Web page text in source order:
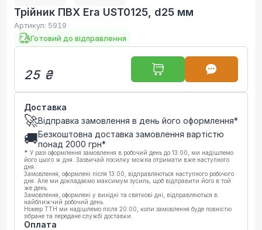
Трійник ПВХ Era UST0125, d25 мм
Артикул: 5919
Готовий до відправлення
25 ₴
Доставка
🚀Відправка замовлення в день його оформлення*
🚚Безкоштовна доставка замовлення вартістю
понад 2000 грн*
* У разі оформлення замовлення в робочий день до 13:00, ми надішлемо
його цього ж дня. Зазвичай посилку можна отримати вже наступного
дня.
Замовлення, оформлені після 13:00, відправляються наступного робочого
дня. Але ми докладаємо максимум зусиль, щоб відправити його в той
же день.
Замовлення, оформлені у вихідні та святкові дні, відправляються в
найближчий робочий день.
Номер ТТН ми надішлемо після 20:00, коли замовлення буде повністю
зібране та передане службі доставки.
Оплата